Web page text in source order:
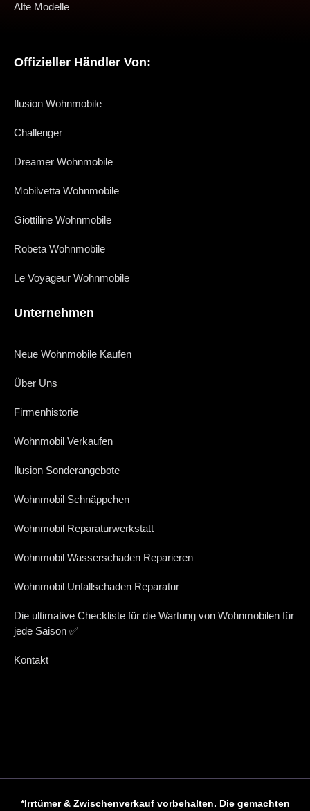
Alte Modelle
Offizieller Händler Von:
Ilusion Wohnmobile
Challenger
Dreamer Wohnmobile
Mobilvetta Wohnmobile
Giottiline Wohnmobile
Robeta Wohnmobile
Le Voyageur Wohnmobile
Unternehmen
Neue Wohnmobile Kaufen
Über Uns
Firmenhistorie
Wohnmobil Verkaufen
Ilusion Sonderangebote
Wohnmobil Schnäppchen
Wohnmobil Reparaturwerkstatt
Wohnmobil Wasserschaden Reparieren
Wohnmobil Unfallschaden Reparatur
Die ultimative Checkliste für die Wartung von Wohnmobilen für
jede Saison ✅
Kontakt
*Irrtümer & Zwischenverkauf vorbehalten. Die gemachten